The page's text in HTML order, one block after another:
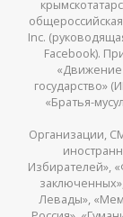
Inc.
Facebook).
«Движение
государство»
«Братья-
Организации,
Избирателей»,
Левады»,